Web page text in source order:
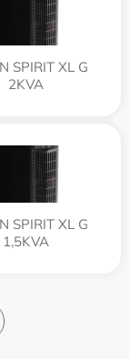
SPIRIT XL G
2KVA
SPIRIT XL G
1,5KVA